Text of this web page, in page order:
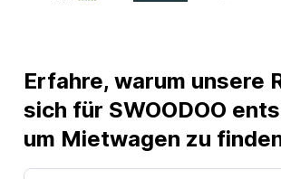
Erfahre, warum unsere
sich für SWOODOO
um Mietwagen zu